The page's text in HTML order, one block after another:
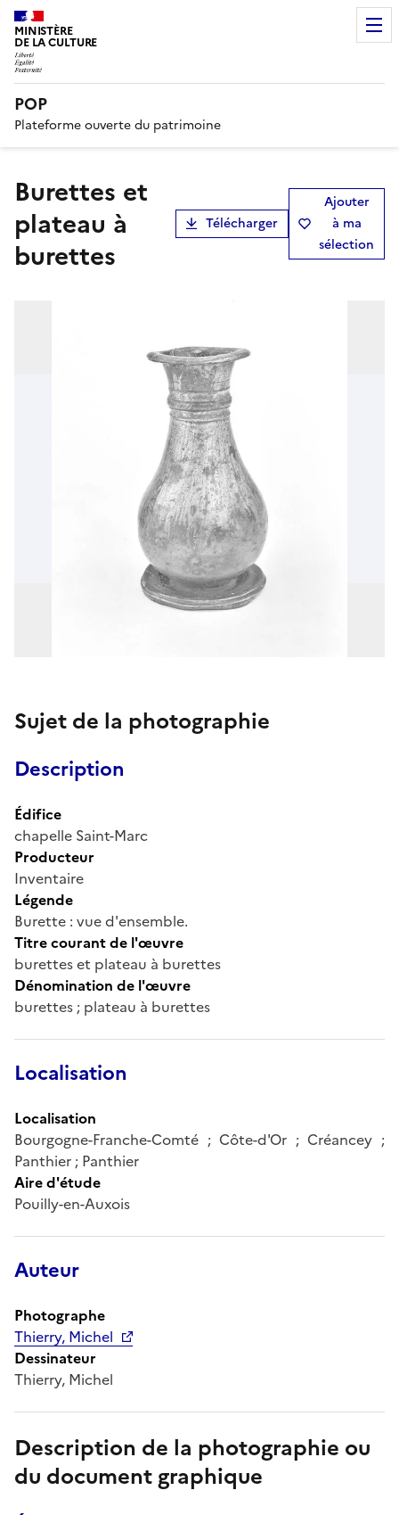
MINISTÈRE
DE LA CULTURE
POP
Plateforme ouverte du patrimoine
burettes et
plateau à
burettes
Télécharger
Ajouter
à ma
sélection
Sujet de la photographie
Description
Édifice
chapelle Saint-Marc
Producteur
Inventaire
Légende
Burette : vue d'ensemble.
Titre courant de l'œuvre
burettes et plateau à burettes
Dénomination de l'œuvre
burettes ; plateau à burettes
Localisation
Localisation
Bourgogne-Franche-Comté ; Côte-d'Or ; Créancey ;
Panthier ; Panthier
Aire d'étude
Pouilly-en-Auxois
Auteur
Photographe
Thierry, Michel
Dessinateur
Thierry, Michel
Description de la photographie ou
du document graphique